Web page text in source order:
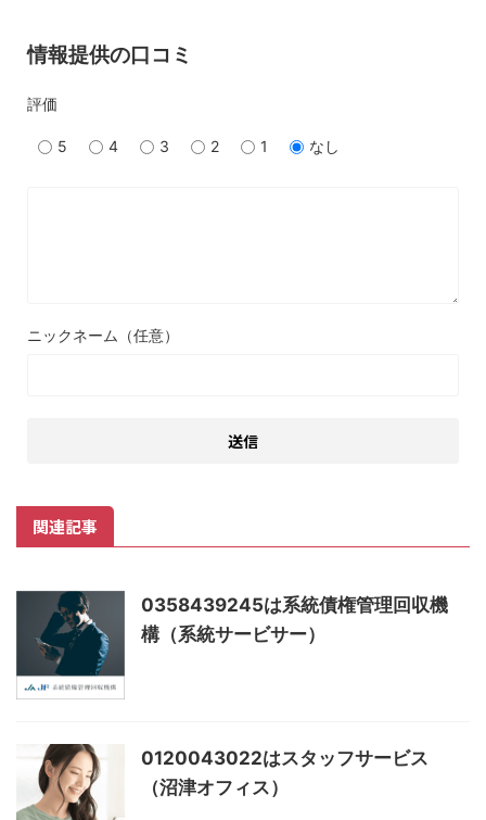
情報提供の口コミ
評価
5 4 3 2 1 なし
ニックネーム（任意）
関連記事
0358439245は系統債権管理回収機
構（系統サービサー）
0120043022はスタッフサービス
（沼津オフィス）